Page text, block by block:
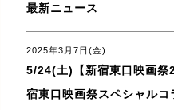
最新ニュース
2025年3月7日(金)
5/24(土)【新宿東口映画祭
宿東口映画祭スペシャル